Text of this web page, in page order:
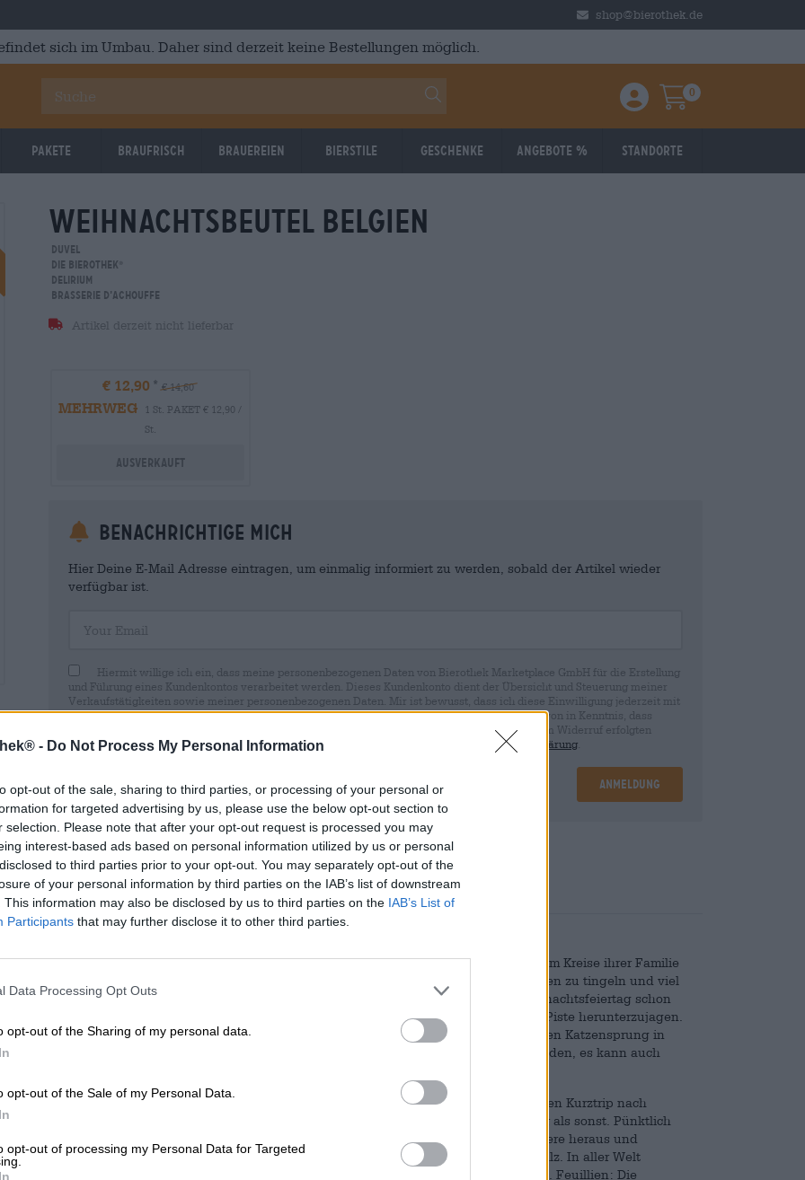
- Do Not Process My Personal Information
opt-out of the sale, sharing to third parties, or processing of your personal or
for targeted advertising by us, please use the below opt-out section to
selection. Please note that after your opt-out request is processed you may
interest-based ads based on personal information utilized by us or personal
to third parties prior to your opt-out. You may separately opt-out of the
of your personal information by third parties on the IAB’s list of downstream
This information may also be disclosed by us to third parties on the IAB’s List of
Participants that may further disclose it to other third parties.
Data Processing Opt Outs
opt-out of the Sharing of my personal data.
opt-out of the Sale of my Personal Data.
opt-out of processing my Personal Data for Targeted
shop@bierothek.de
sich im Umbau. Daher sind derzeit keine Bestellungen möglich.
Einloggen / Anmelden
Warenkorb
0
Pakete Braufrisch Brauereien Bierstile Geschenke Angebote % Standorte
Reduziert
weihnachtsbeutel belgien
Duvel
Die Bierothek
Delirium
Brasserie d’Achouffe
Artikel derzeit nicht lieferbar
€ 12,90 € 14,60
MEHRWEG
1 St. PAKET € 12,90 /
St.
Ausverkauft
Benachrichtige mich
Hier Deine E-Mail Adresse eintragen, um einmalig informiert zu werden, sobald der Artikel wieder
verfügbar ist.
Hiermit willige ich ein, dass meine personenbezogenen Daten von Bierothek Marketplace GmbH für die Erstellung
und Führung eines Kundenkontos verarbeitet werden. Dieses Kundenkonto dient der Übersicht und Steuerung meiner
Verkaufstätigkeiten sowie meiner personenbezogenen Daten. Mir ist bewusst, dass ich diese Einwilligung jederzeit mit
Wirkung für die Zukunft per E-Mail an shop@bierothek.de widerrufen kann. Wir setzen Sie davon in Kenntnis, dass
durch den Widerruf der Einwilligung die Rechtmäßigkeit der aufgrund der Einwilligung bis zum Widerruf erfolgten
Verarbeitung nicht berührt wird. Weitere Informationen finden Sie in unserer
Datenschutzerklärung
Anmeldung
* Preise inkl. gesetzlicher MwSt. zzgl.Versandkosten zzgl.Pfand€ 0,50
Beschreibung Infos Bewertungen
Das Fest der Liebe zelebriert jeder auf seine eigene Art und Weise. Viele feiern im Kreise ihrer Familie
und Verwandten und verbringen die Feiertage damit, von Festessen zu Festessen zu tingeln und viel
zu viel zu verschlingen. Andere fahren in die Berge und stehen am ersten Weihnachtsfeiertag schon
frühmorgens auf den Brettern, um im Pulverschnee der vergangenen Nacht die Piste herunterzujagen.
Andere wiederum ziehen die Wärme vor und flüchten über die Feiertage für einen Katzensprung in
den Süden. Weiße Weihnacht muss nicht unbedingt in Form von Schnee stattfinden, es kann auch
Ganz egal wie Du normalerweise feierst, wir laden Dich zum Fest zu einem kleinen Kurztrip nach
Belgien ein. Dort ist es an Weihnachten besonders zauberhaft und noch leckerer als sonst. Pünktlich
zum Adventsbeginn bringen die belgischen Brauereien ihre gehaltvollen Festbiere heraus und
versüßen uns die ersten kalten Tage mit einem Plus an Alkohol, Gewürz und Malz. In aller Welt
St. Feuillien : Die